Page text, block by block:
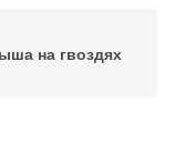
на гвоздях